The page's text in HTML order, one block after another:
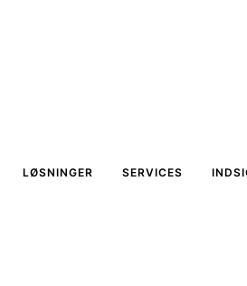
LØSNINGER SERVICES